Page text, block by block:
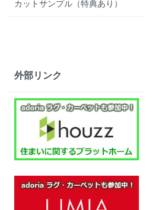
カットサンプル（特典あり）
外部リンク